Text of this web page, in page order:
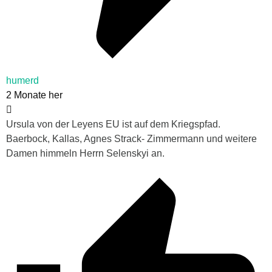
humerd
2 Monate her
Ursula von der Leyens EU ist auf dem Kriegspfad.
Baerbock, Kallas, Agnes Strack- Zimmermann und weitere
Damen himmeln Herrn Selenskyi an.